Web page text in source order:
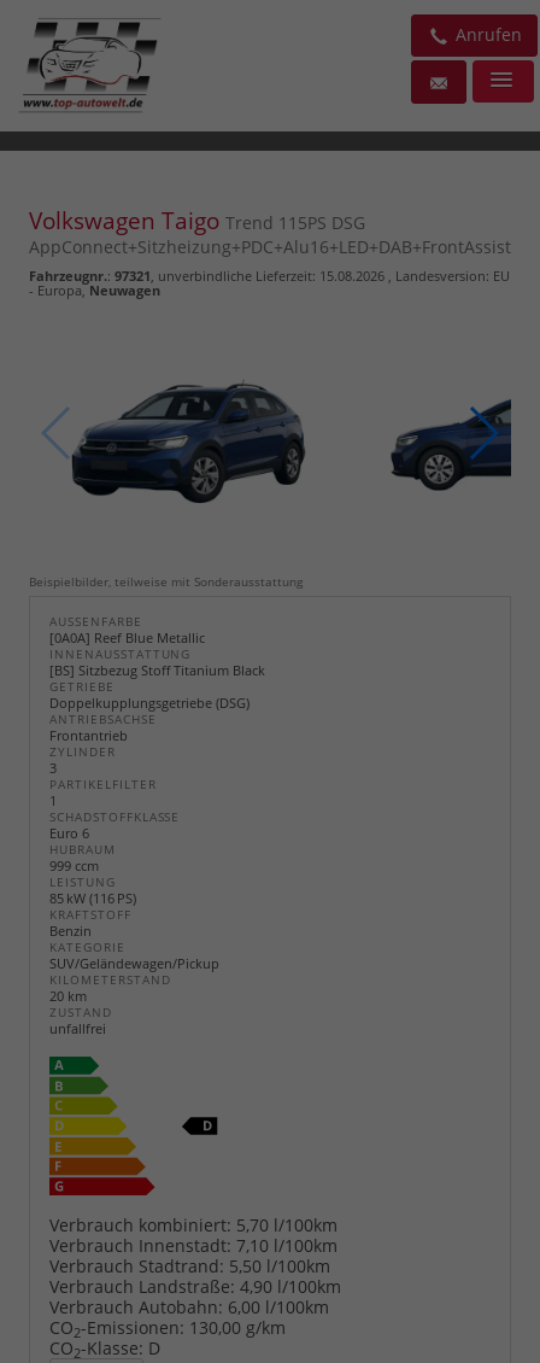
Anrufen
Volkswagen Taigo Trend 115PS DSG
AppConnect+Sitzheizung+PDC+Alu16+LED+DAB+FrontAssist
Fahrzeugnr.: 97321 , unverbindliche Lieferzeit: 15.08.2026 , Landesversion: EU
- Europa,Neuwagen
Beispielbilder, teilweise mit Sonderausstattung
AUSSENFARBE
[0A0A] Reef Blue Metallic
INNENAUSSTATTUNG
[BS] Sitzbezug Stoff Titanium Black
GETRIEBE
Doppelkupplungsgetriebe (DSG)
ANTRIEBSACHSE
Frontantrieb
ZYLINDER
3
PARTIKELFILTER
1
SCHADSTOFFKLASSE
Euro 6
HUBRAUM
999 ccm
LEISTUNG
85 kW (116 PS)
KRAFTSTOFF
Benzin
KATEGORIE
SUV/Geländewagen/Pickup
KILOMETERSTAND
20 km
ZUSTAND
unfallfrei
Verbrauch kombiniert: 5,70 l/100km
Verbrauch Innenstadt: 7,10 l/100km
Verbrauch Stadtrand: 5,50 l/100km
Verbrauch Landstraße: 4,90 l/100km
Verbrauch Autobahn: 6,00 l/100km
CO2-Emissionen: 130,00 g/km
CO2-Klasse: D